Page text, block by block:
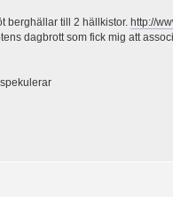
berghällar till 2 hällkistor. http://
dagbrott som fick mig att